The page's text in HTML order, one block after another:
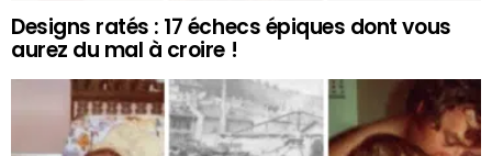
Designs ratés : 17 échecs épiques dont vous
aurez du mal à croire !